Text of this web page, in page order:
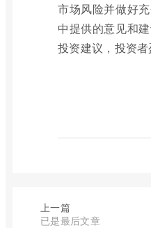
市场风险并做好
中提供的意见和
投资建议，投资者
上一篇
已是最后文章